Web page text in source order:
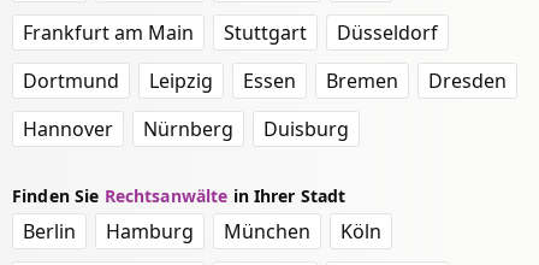
Frankfurt am Main
Stuttgart
Düsseldorf
Dortmund
Leipzig Essen Bremen
Dresden
Hannover
Nürnberg Duisburg
Finden Sie Rechtsanwälte in Ihrer Stadt
Berlin Hamburg München
Köln